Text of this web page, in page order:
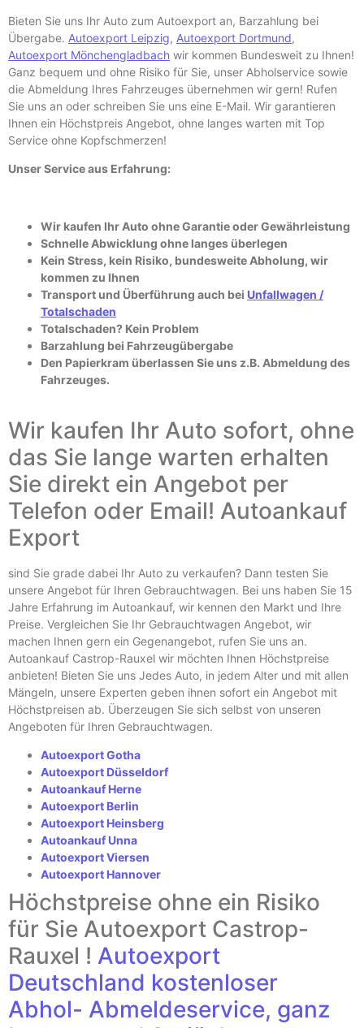
Bieten Sie uns Ihr Auto zum Autoexport an, Barzahlung bei
Übergabe. Autoexport Leipzig, Autoexport Dortmund,
Autoexport Mönchengladbach wir kommen Bundesweit zu Ihnen!
Ganz bequem und ohne Risiko für Sie, unser Abholservice sowie
die Abmeldung Ihres Fahrzeuges übernehmen wir gern! Rufen
Sie uns an oder schreiben Sie uns eine E-Mail. Wir garantieren
Ihnen ein Höchstpreis Angebot, ohne langes warten mit Top
Service ohne Kopfschmerzen!
Unser Service aus Erfahrung:
Wir kaufen Ihr Auto ohne Garantie oder Gewährleistung
Schnelle Abwicklung ohne langes überlegen
Kein Stress, kein Risiko, bundesweite Abholung, wir
kommen zu Ihnen
Transport und Überführung auch bei Unfallwagen /
Totalschaden
Totalschaden? Kein Problem
Barzahlung bei Fahrzeugübergabe
Den Papierkram überlassen Sie uns z.B. Abmeldung des
Fahrzeuges.
Wir kaufen Ihr Auto sofort, ohne
das Sie lange warten erhalten
Sie direkt ein Angebot per
Telefon oder Email! Autoankauf
Export
sind Sie grade dabei Ihr Auto zu verkaufen? Dann testen Sie
unsere Angebot für Ihren Gebrauchtwagen. Bei uns haben Sie 15
Jahre Erfahrung im Autoankauf, wir kennen den Markt und Ihre
Preise. Vergleichen Sie Ihr Gebrauchtwagen Angebot, wir
machen Ihnen gern ein Gegenangebot, rufen Sie uns an.
Autoankauf Castrop-Rauxel wir möchten Ihnen Höchstpreise
anbieten! Bieten Sie uns Jedes Auto, in jedem Alter und mit allen
Mängeln, unsere Experten geben ihnen sofort ein Angebot mit
Höchstpreisen ab. Überzeugen Sie sich selbst von unseren
Angeboten für Ihren Gebrauchtwagen.
Autoexport Gotha
Autoexport Düsseldorf
Autoankauf Herne
Autoexport Berlin
Autoexport Heinsberg
Autoankauf Unna
Autoexport Viersen
Autoexport Hannover
Höchstpreise ohne ein Risiko
für Sie Autoexport Castrop-
Rauxel ! Autoexport
Deutschland kostenloser
Abhol- Abmeldeservice, ganz